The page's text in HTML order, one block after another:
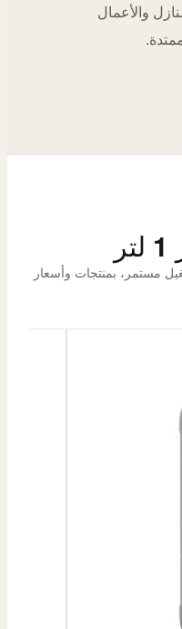
بحجم 1 لتر للمنازل والأعمال
تشغيل مستمر، بمنتجات وأسعار